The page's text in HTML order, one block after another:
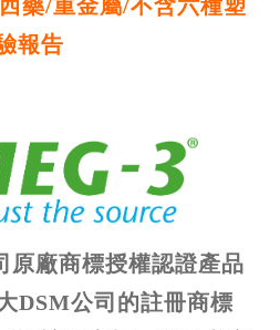
藥/重金屬/不含六種塑
報告
原廠商標授權認證產品
DSM公司的註冊商標